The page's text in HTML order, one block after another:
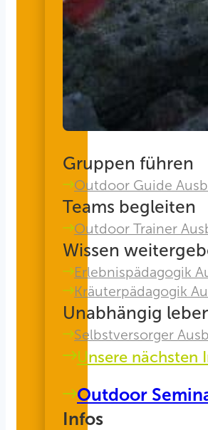
Gruppen führen
Outdoor Guide
Teams begleiten
Outdoor Trainer
Wissen
Erlebnispädagogik
Kräuterpädagogik
Unabhängig
Selbstversorger
Unsere nächsten
Outdoor
Infos